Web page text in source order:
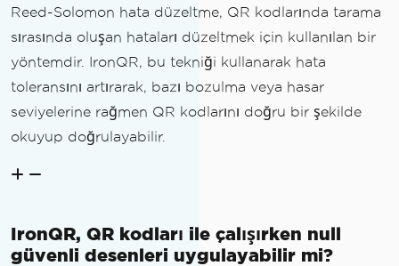
Reed-Solomon hata düzeltme, QR kodlarında tarama
sırasında oluşan hataları düzeltmek için kullanılan bir
yöntemdir. IronQR, bu tekniği kullanarak hata
toleransını artırarak, bazı bozulma veya hasar
seviyelerine rağmen QR kodlarını doğru bir şekilde
okuyup doğrulayabilir.
IronQR, QR kodları ile çalışırken null
güvenli desenleri uygulayabilir mi?